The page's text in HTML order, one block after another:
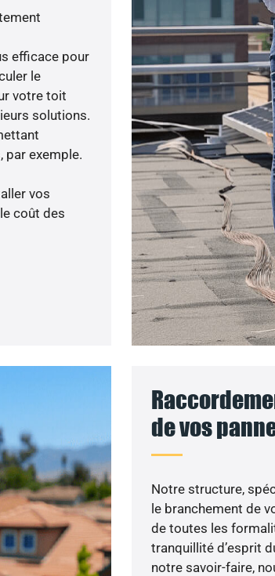
efficace pour
le
votre toit
solutions.
par exemple.
vos
coût des
de vos
Notre structure,
le branchement de
de toutes les
tranquillité d’esprit
notre savoir-faire,